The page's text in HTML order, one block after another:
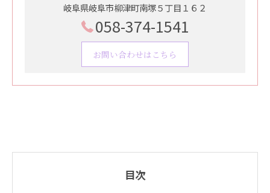
岐阜県岐阜市柳津町南塚５丁目１６２
058-374-1541
お問い合わせはこちら
目次